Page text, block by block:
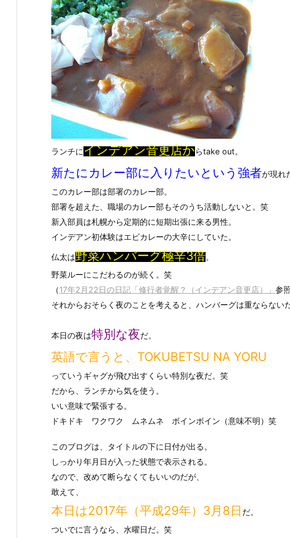
ランチにインデアン音更店からtake out。
新たにカレー部に入りたいという強者が現れ
このカレー部は部署のカレー部。
部署を超えた、職場のカレー部もそのうち活動しないと。笑
新入部員は札幌から定期的に短期出張に来る男性。
インデアン初体験はエビカレーの大辛にしていた。
仏太は野菜ハンバーグ極辛3倍。
野菜ルーにこだわるのが続く。笑
（17年2月22日の日記「修行者覚醒？（インデアン音更店）」 参
それからおそらく夜のことを考えると、ハンバーグは重ならない
本日の夜は特別な夜だ。
英語で言うと、TOKUBETSU NA YORU
っていうギャグが飛び出すくらい特別な夜だ。笑
だから、ランチから気を使う。
いい意味で緊張する。
ドキドキ ワクワク ムネムネ ボインボイン（意味不明）笑
このブログは、タイトルの下に日付が出る。
しっかり年月日が入った状態で表示される。
なので、改めて断らなくてもいいのだが、
敢えて、
本日は2017年（平成29年）3月8日 だ。
ついでに言うなら、水曜日だ。笑